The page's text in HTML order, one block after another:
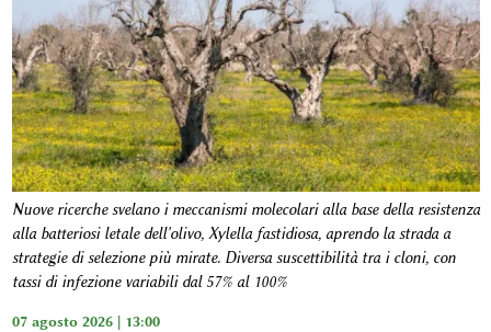
Nuove ricerche svelano i meccanismi molecolari alla base della resistenza
alla batteriosi letale dell'olivo, Xylella fastidiosa, aprendo la strada a
strategie di selezione più mirate. Diversa suscettibilità tra i cloni, con
tassi di infezione variabili dal 57% al 100%
07 agosto 2026 | 13:00